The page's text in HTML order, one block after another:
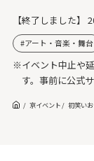
【終了しました】
アート・音楽・舞台
※イベント中止や
す。事前に公式
京イベント 初笑い